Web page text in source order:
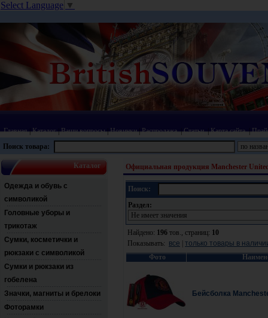
Select Language ▼
Главная|Каталог|Ваши вопросы|Новинки|Распродажа |Статьи |Карта сайта |
Поиск товара:
Каталог
Одежда и обувь с
символикой
Головные уборы и
трикотаж
Сумки, косметички и
рюкзаки с символикой
Сумки и рюкзаки из
гобелена
Значки, магниты и брелоки
Фоторамки
Официальная продукция Manchester
Поиск:
Раздел:
Найдено: 196 тов., страниц: 10
Показывать: все
только товары в
Фото
Бейсболка